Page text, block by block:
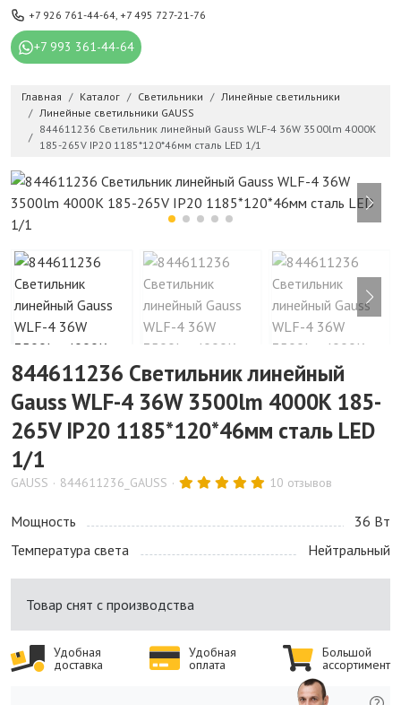
+7 926 761-44-64, +7 495 727-21-76
+7 993 361-44-64
Главная Каталог Светильники
Линейные светильники
Линейные светильники GAUSS
844611236 Светильник линейный Gauss WLF-4 36W 3500lm 4000K
185-265V IP20 1185*120*46мм сталь LED 1/1
844611236 Светильник линейный
Gauss WLF-4 36W 3500lm 4000K 185-
265V IP20 1185*120*46мм сталь LED
1/1
GAUSS 844611236_GAUSS 10 отзывов
Мощность
36 Bт
Температура света
Нейтральный
Товар снят с производства
Удобная
доставка
Удобная
оплата
Большой
ассортимент